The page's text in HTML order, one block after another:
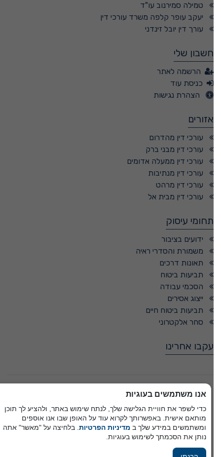
טמילה סמירנוב עו"ד
יעקב עופר קלפה משרד עורכי דין
עורך דין יובל זינדני
חשבון שלי
הרשמה לאתר
כניסת עוד
הצהרת נגישות
אזורים
עורכי דין מהדרום
עורכי דין מבני ברק
עורכי דין ממעלה אדומים
עורכי דין מנתיבות
עורכי דין מרהט
עורכי דין מבית אל
תחומי עיסוק
ידועים בציבור
משמורת והסדרי ראיה
תאונות דרכים
תביעות ביטוח
הסכמי עבודה
ייצוג אסירים
תביעות ביטוח חיים
סחר אלקטרוני
עקבו אחרינו
פיתוח A&A Digital Agency
מביתאלמיר מערכות תוכנה
אנו משתמשים בעוגיות
כדי לשפר את חוויית הגלישה שלך, לנתח שימוש באתר, ולהציע לך תוכן
מותאם אישית. באפשרותך לקרוא עוד על האופן שבו אנו אוספים
ומשתמשים במידע שלך ב מדיניות הפרטיות. בלחיצה על "מאשר" אתה
נותן את הסכמתך לשימוש בעוגיות.